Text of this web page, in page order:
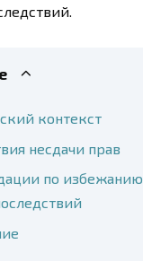
контекст
несдачи прав
по избежанию